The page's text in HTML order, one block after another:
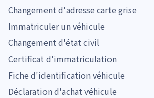
Changement d'adresse carte grise
Immatriculer un véhicule
Changement d'état civil
Certificat d'immatriculation
Fiche d'identification véhicule
Déclaration d'achat véhicule